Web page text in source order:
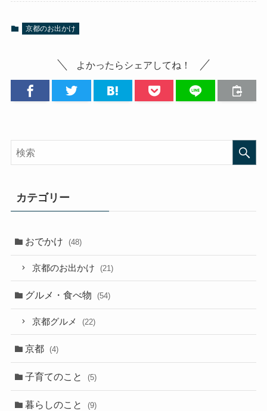
京都のお出かけ
よかったらシェアしてね！
カテゴリー
おでかけ (48)
京都のお出かけ (21)
グルメ・食べ物 (54)
京都グルメ (22)
京都 (4)
子育てのこと (5)
暮らしのこと (9)